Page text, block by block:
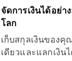
จัดการเงินได้อย่า
โลก
เก็บสกุลเงินของคุ
เดียวและแลกเงิน